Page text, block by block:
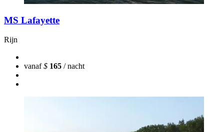
MS Lafayette
Rijn
vanaf$ 165 / nacht